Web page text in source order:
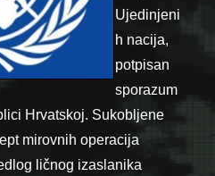
Ujedinjeni
h nacija,
potpisan
sporazum
Hrvatskoj. Sukobljene
mirovnih operacija
ličnog izaslanika